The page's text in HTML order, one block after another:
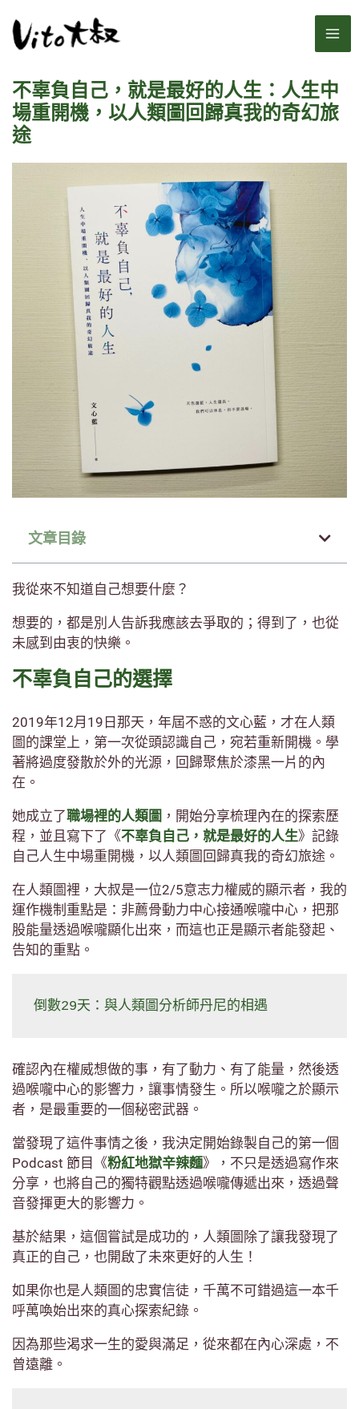
至
不辜負自己，就是最好的人生：人生中
場重開機，以人類圖回歸真我的奇幻旅
途
文章目錄
我從來不知道自己想要什麼？
想要的，都是別人告訴我應該去爭取的；得到了，也從
未感到由衷的快樂。
不辜負自己的選擇
2019年12月19日那天，年屆不惑的文心藍，才在人類
圖的課堂上，第一次從頭認識自己，宛若重新開機。學
著將過度發散於外的光源，回歸聚焦於漆黑一片的內
在。
她成立了職場裡的人類圖 ，開始分享梳理內在的探索歷
程，並且寫下了《不辜負自己，就是最好的人生》記錄
自己人生中場重開機，以人類圖回歸真我的奇幻旅途。
在人類圖裡，大叔是一位2/5意志力權威的顯示者，我的
運作機制重點是：非薦骨動力中心接通喉嚨中心，把那
股能量透過喉嚨顯化出來，而這也正是顯示者能發起、
告知的重點。
倒數29天：與人類圖分析師丹尼的相遇
確認內在權威想做的事，有了動力、有了能量，然後透
過喉嚨中心的影響力，讓事情發生。所以喉嚨之於顯示
者，是最重要的一個秘密武器。
當發現了這件事情之後，我決定開始錄製自己的第一個
Podcast 節目《粉紅地獄辛辣麵》，不只是透過寫作來
分享，也將自己的獨特觀點透過喉嚨傳遞出來，透過聲
音發揮更大的影響力。
基於結果，這個嘗試是成功的，人類圖除了讓我發現了
真正的自己，也開啟了未來更好的人生！
如果你也是人類圖的忠實信徒，千萬不可錯過這一本千
呼萬喚始出來的真心探索紀錄。
因為那些渴求一生的愛與滿足，從來都在內心深處，不
曾遠離。